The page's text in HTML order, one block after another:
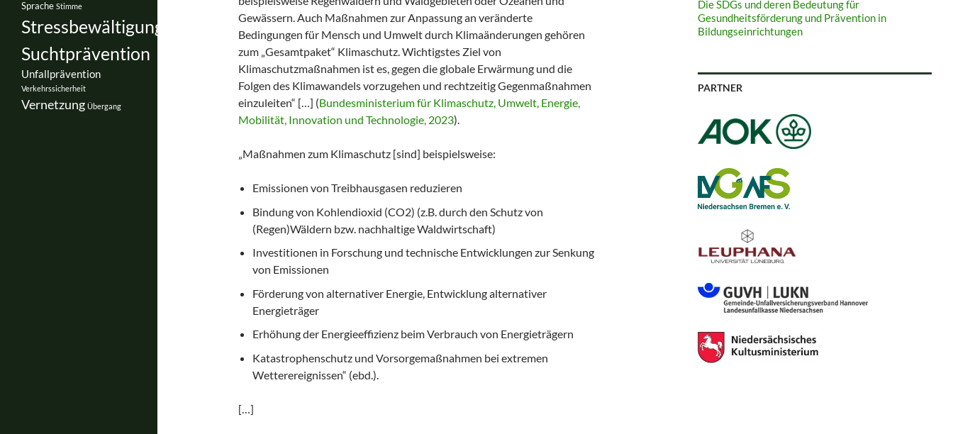
Gewässern. Auch Maßnahmen zur Anpassung an veränderte
Bedingungen für Mensch und Umwelt durch Klimaänderungen gehören
zum „Gesamtpaket“ Klimaschutz. Wichtigstes Ziel von
Klimaschutzmaßnahmen ist es, gegen die globale Erwärmung und die
Folgen des Klimawandels vorzugehen und rechtzeitig Gegenmaßnahmen
einzuleiten“ […] (Bundesministerium für Klimaschutz, Umwelt, Energie,
Mobilität, Innovation und Technologie, 2023).
„Maßnahmen zum Klimaschutz [sind] beispielsweise:
Emissionen von Treibhausgasen reduzieren
Bindung von Kohlendioxid (CO2) (z.B. durch den Schutz von
(Regen)Wäldern bzw. nachhaltige Waldwirtschaft)
Investitionen in Forschung und technische Entwicklungen zur Senkung
von Emissionen
Förderung von alternativer Energie, Entwicklung alternativer
Energieträger
Erhöhung der Energieeffizienz beim Verbrauch von Energieträgern
Katastrophenschutz und Vorsorgemaßnahmen bei extremen
Wetterereignissen“ (ebd.).
[…]
Die SDGs und deren Bedeutung für
Gesundheitsförderung und Prävention in
Bildungseinrichtungen
PARTNER
Sprache Stimme
Stressbewältigung
Suchtprävention
Unfallprävention
Verkehrssicherheit
Vernetzung Übergang